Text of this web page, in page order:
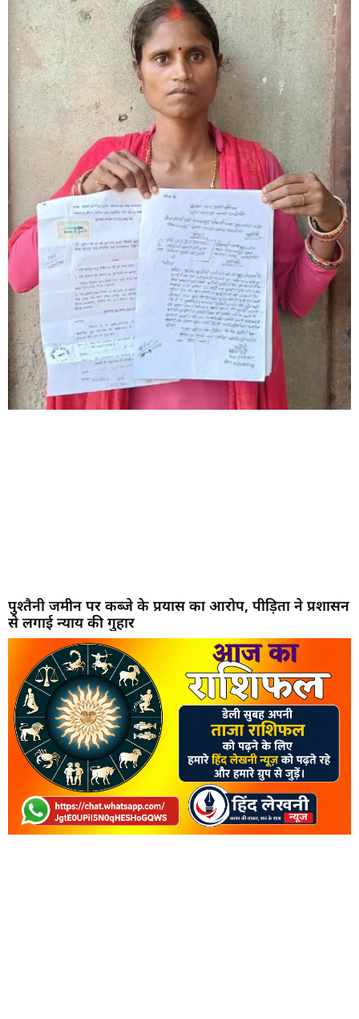
पुश्तैनी जमीन पर कब्जे के प्रयास का आरोप, पीड़िता ने प्रशासन
से लगाई न्याय की गुहार